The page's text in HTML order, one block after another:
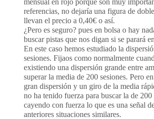
referencias, no dejaría una figura de
llevan el precio a 0,40€ o así.
¿Pero es seguro? pues en bolsa o hay
buscar pistas que nos digan si se parará
En este caso hemos estudiado la
sesiones. Fijaos como normalmente
existiendo una dispersión grande entre
superar la media de 200 sesiones. Pero
gran dispersión y un giro de la media
no ha tenido fuerza para buscar la de
cayendo con fuerza lo que es una señal
anteriores situaciones similares.